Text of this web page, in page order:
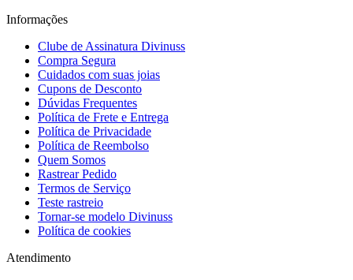
Informações
Clube de Assinatura Divinuss
Compra Segura
Cuidados com suas joias
Cupons de Desconto
Dúvidas Frequentes
Política de Frete e Entrega
Política de Privacidade
Política de Reembolso
Quem Somos
Rastrear Pedido
Termos de Serviço
Teste rastreio
Tornar-se modelo Divinuss
Política de cookies
Atendimento